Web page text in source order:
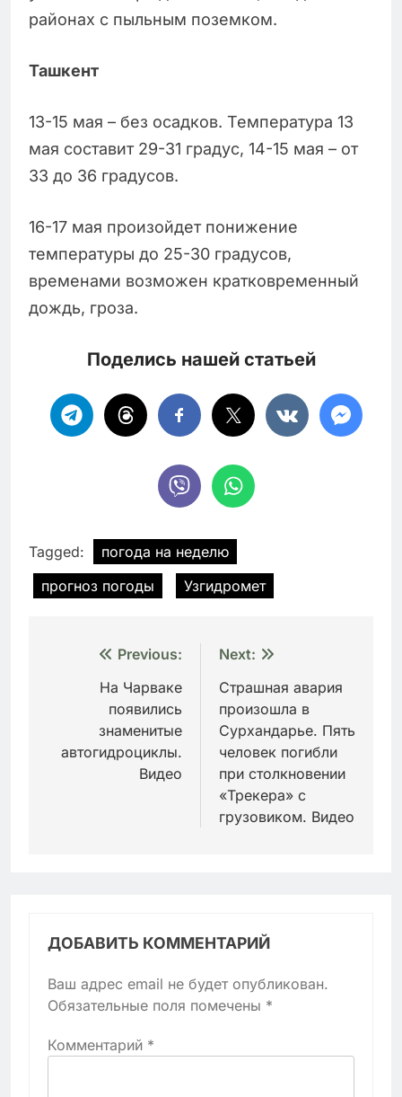
районах с пыльным поземком.
Ташкент
13-15 мая – без осадков. Температура 13
мая составит 29-31 градус, 14-15 мая – от
33 до 36 градусов.
16-17 мая произойдет понижение
температуры до 25-30 градусов,
временами возможен кратковременный
дождь, гроза.
Поделись нашей статьей
Tagged:
погода на неделю
прогноз погоды
Узгидромет
Навигация
записям
Previous:
На Чарваке
появились
знаменитые
автогидроциклы.
Видео
Next:
Страшная авария
произошла в
Сурхандарье. Пять
человек погибли
при столкновении
«Трекера» с
грузовиком. Видео
ДОБАВИТЬ КОММЕНТАРИЙ
Ваш адрес email не будет опубликован.
Обязательные поля помечены *
Комментарий *